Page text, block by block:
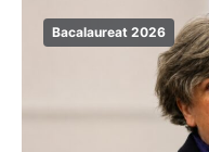
Bacalaureat 2026